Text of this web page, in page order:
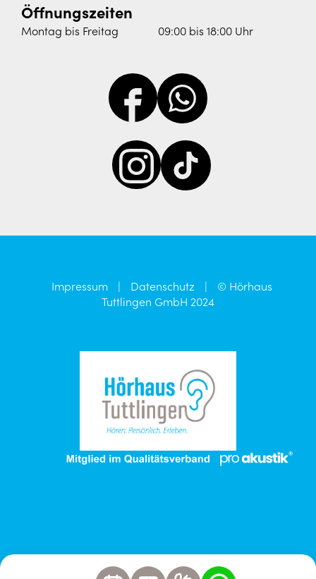
Öffnungszeiten
Montag bis Freitag 09:00 bis 18:00 Uhr
Impressum | Datenschutz |
© Hörhaus
Tuttlingen GmbH 2024